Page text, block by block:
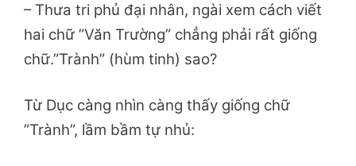
– Thưa tri phủ đại nhân, ngài xem cách viết
hai chữ ”Văn Trường” chẳng phải rất giống
chữ.”Trành” (hùm tinh) sao?
Từ Dục càng nhìn càng thấy giống chữ
”Trành”, lầm bầm tự nhủ: